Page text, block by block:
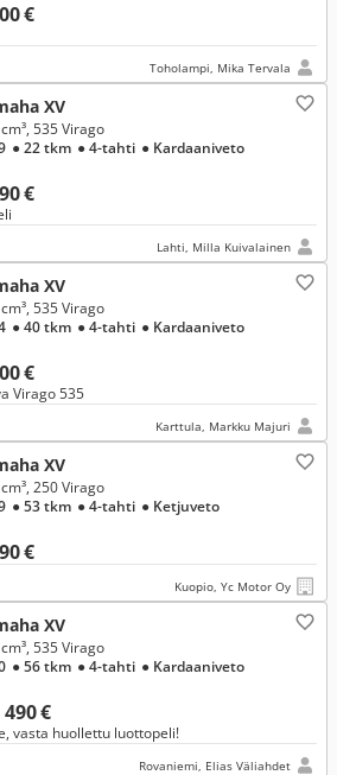
€
Toholampi, Mika Tervala
XV
€
535 Virago
● 22 tkm ● 4-tahti ● Kardaaniveto
Lahti, Milla Kuivalainen
XV
€
535 Virago
● 40 tkm ● 4-tahti ● Kardaaniveto
Virago 535
Karttula, Markku Majuri
XV
€
250 Virago
● 53 tkm ● 4-tahti ● Ketjuveto
Kuopio, Yc Motor Oy
XV
490 €
535 Virago
● 56 tkm ● 4-tahti ● Kardaaniveto
vasta huollettu luottopeli!
Rovaniemi, Elias Väliahdet